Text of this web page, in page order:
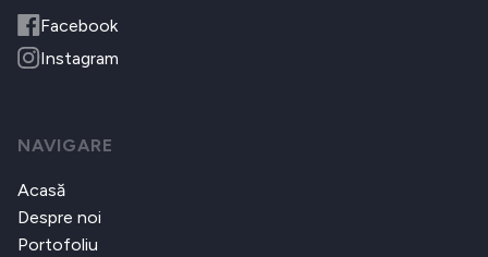
Facebook
Instagram
NAVIGARE
Acasă
Despre noi
Portofoliu